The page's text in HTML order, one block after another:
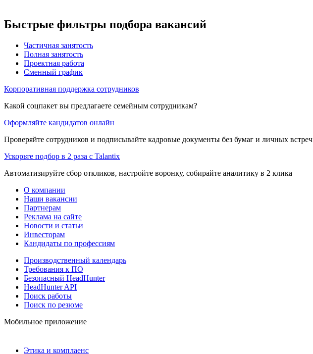
Быстрые фильтры подбора вакансий
Частичная занятость
Полная занятость
Проектная работа
Сменный график
Корпоративная поддержка сотрудников
Какой соцпакет вы предлагаете семейным сотрудникам?
Оформляйте кандидатов онлайн
Проверяйте сотрудников и подписывайте кадровые документы без бумаг и личных встреч
Ускорьте подбор в 2 раза с Talantix
Автоматизируйте сбор откликов, настройте воронку, собирайте аналитику в 2 клика
О компании
Наши вакансии
Партнерам
Реклама на сайте
Новости и статьи
Инвесторам
Кандидаты по профессиям
Производственный календарь
Требования к ПО
Безопасный HeadHunter
HeadHunter API
Поиск работы
Поиск по резюме
Мобильное приложение
Этика и комплаенс